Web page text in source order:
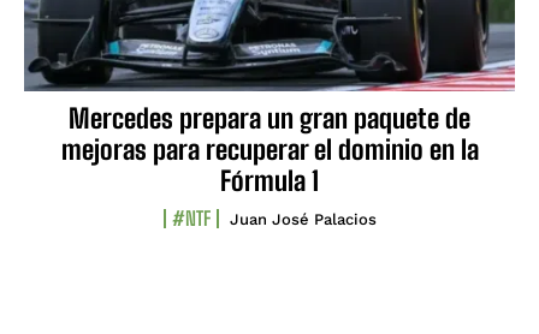
Mercedes prepara un gran paquete de
mejoras para recuperar el dominio en la
Fórmula 1
#NTF Juan José Palacios